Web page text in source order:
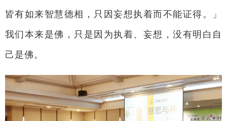
皆有如来智慧德相，只因妄想执着而不能证得。」
我们本来是佛，只是因为执着、妄想，没有明白自
己是佛。